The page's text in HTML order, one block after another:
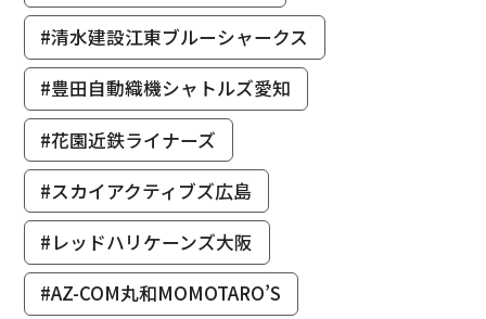
#清水建設江東ブルーシャークス
#豊田自動織機シャトルズ愛知
#花園近鉄ライナーズ
#スカイアクティブズ広島
#レッドハリケーンズ大阪
#AZ-COM丸和MOMOTARO’S